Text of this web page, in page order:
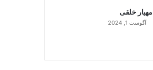
مهیار خلقی
آگوست 1, 2024